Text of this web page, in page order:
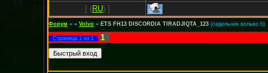
[ (RU) ]
Форум » » Volvo » ETS FH13 DISCORDIA TIRADJIQTA_123 (седельник вольво b)
Страница 1 из 1
1